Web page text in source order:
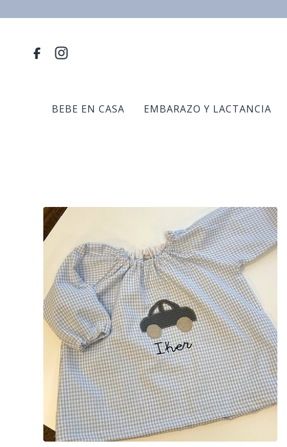
BEBE EN CASA EMBARAZO Y LACTANCIA